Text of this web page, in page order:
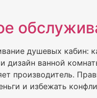
душевых кабин:
дизайн ванной
производитель.
и избежать